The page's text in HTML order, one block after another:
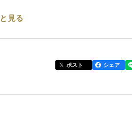
極力減らして安全な土壌づくりを
見る
ポスト シェア